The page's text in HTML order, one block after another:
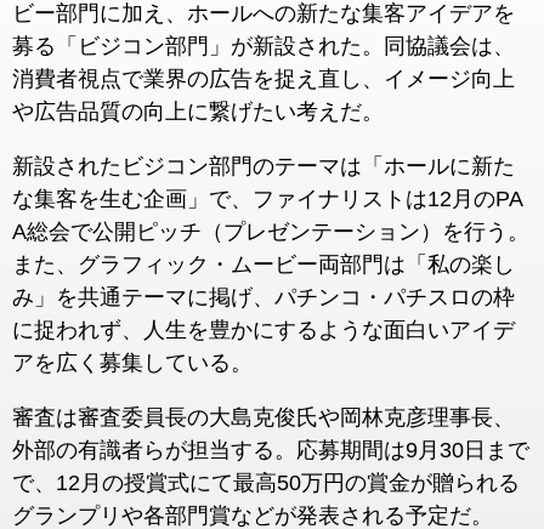
ビー部門に加え、ホールへの新たな集客アイデアを
募る「ビジコン部門」が新設された。同協議会は、
消費者視点で業界の広告を捉え直し、イメージ向上
や広告品質の向上に繋げたい考えだ。
新設されたビジコン部門のテーマは「ホールに新た
な集客を生む企画」で、ファイナリストは12月のPA
A総会で公開ピッチ（プレゼンテーション）を行う。
また、グラフィック・ムービー両部門は「私の楽し
み」を共通テーマに掲げ、パチンコ・パチスロの枠
に捉われず、人生を豊かにするような面白いアイデ
アを広く募集している。
審査は審査委員長の大島克俊氏や岡林克彦理事長、
外部の有識者らが担当する。応募期間は9月30日まで
で、12月の授賞式にて最高50万円の賞金が贈られる
グランプリや各部門賞などが発表される予定だ。